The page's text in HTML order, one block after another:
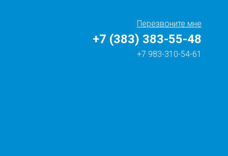
Перезвоните мне
+7 (383) 383-55-48
+7 983-310-54-61